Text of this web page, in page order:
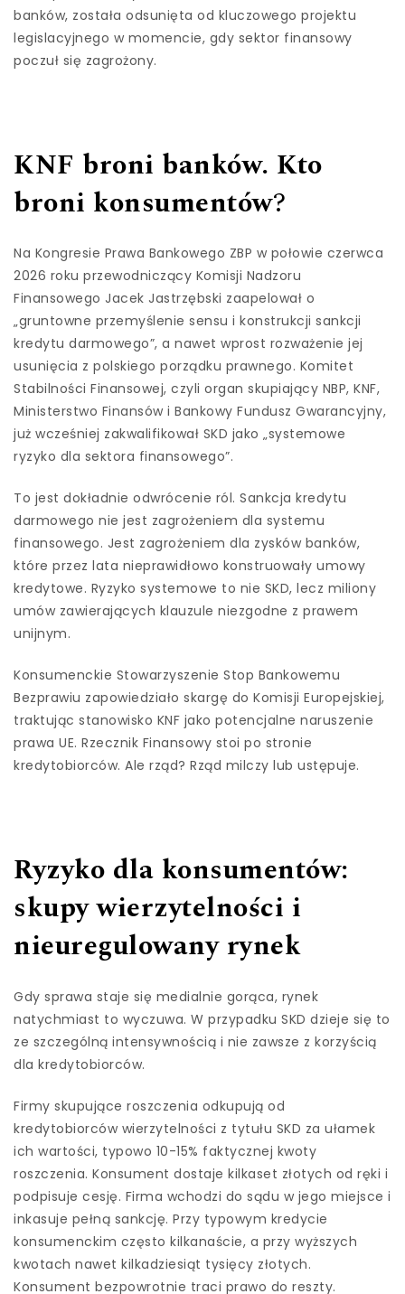
banków, została odsunięta od kluczowego projektu
legislacyjnego w momencie, gdy sektor finansowy
poczuł się zagrożony.
KNF broni banków. Kto
broni konsumentów?
Na Kongresie Prawa Bankowego ZBP w połowie czerwca
2026 roku przewodniczący Komisji Nadzoru
Finansowego Jacek Jastrzębski zaapelował o
„gruntowne przemyślenie sensu i konstrukcji sankcji
kredytu darmowego”, a nawet wprost rozważenie jej
usunięcia z polskiego porządku prawnego. Komitet
Stabilności Finansowej, czyli organ skupiający NBP, KNF,
Ministerstwo Finansów i Bankowy Fundusz Gwarancyjny,
już wcześniej zakwalifikował SKD jako „systemowe
ryzyko dla sektora finansowego”.
To jest dokładnie odwrócenie ról. Sankcja kredytu
darmowego nie jest zagrożeniem dla systemu
finansowego. Jest zagrożeniem dla zysków banków,
które przez lata nieprawidłowo konstruowały umowy
kredytowe. Ryzyko systemowe to nie SKD, lecz miliony
umów zawierających klauzule niezgodne z prawem
unijnym.
Konsumenckie Stowarzyszenie Stop Bankowemu
Bezprawiu zapowiedziało skargę do Komisji Europejskiej,
traktując stanowisko KNF jako potencjalne naruszenie
prawa UE. Rzecznik Finansowy stoi po stronie
kredytobiorców. Ale rząd? Rząd milczy lub ustępuje.
Ryzyko dla konsumentów:
skupy wierzytelności i
nieuregulowany rynek
Gdy sprawa staje się medialnie gorąca, rynek
natychmiast to wyczuwa. W przypadku SKD dzieje się to
ze szczególną intensywnością i nie zawsze z korzyścią
dla kredytobiorców.
Firmy skupujące roszczenia odkupują od
kredytobiorców wierzytelności z tytułu SKD za ułamek
ich wartości, typowo 10-15% faktycznej kwoty
roszczenia. Konsument dostaje kilkaset złotych od ręki i
podpisuje cesję. Firma wchodzi do sądu w jego miejsce i
inkasuje pełną sankcję. Przy typowym kredycie
konsumenckim często kilkanaście, a przy wyższych
kwotach nawet kilkadziesiąt tysięcy złotych.
Konsument bezpowrotnie traci prawo do reszty.